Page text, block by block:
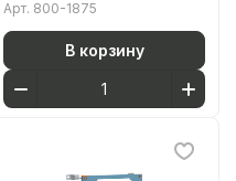
Арт. 800-1875
В корзину